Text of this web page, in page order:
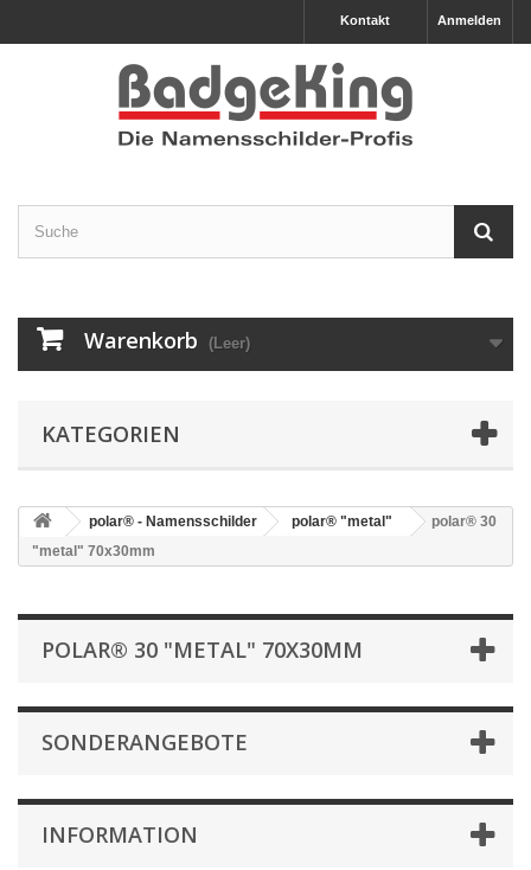
Anmelden
Kontakt
Warenkorb (Leer)
KATEGORIEN
polar® - Namensschilder polar® "metal"
polar® 30
"metal" 70x30mm
POLAR® 30 "METAL" 70X30MM
SONDERANGEBOTE
INFORMATION